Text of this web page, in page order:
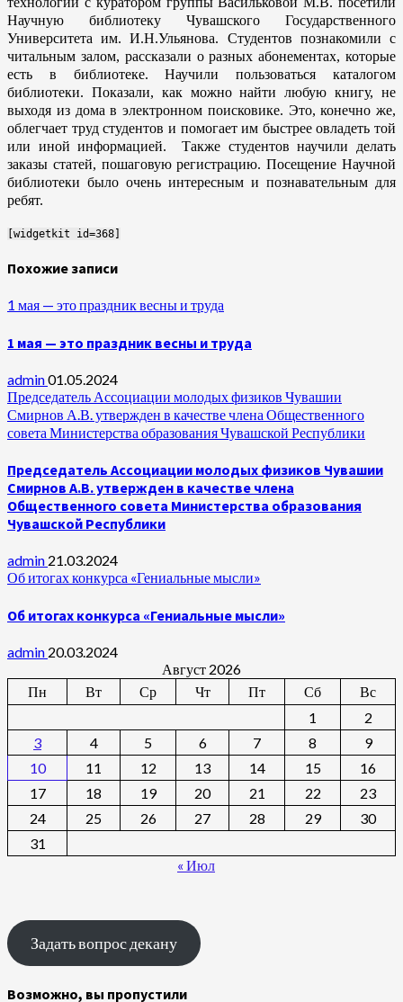
Научную библиотеку Чувашского Государственного
Университета им. И.Н.Ульянова. Студентов познакомили с
читальным залом, рассказали о разных абонементах, которые
есть в библиотеке. Научили пользоваться каталогом
библиотеки. Показали, как можно найти любую книгу, не
выходя из дома в электронном поисковике. Это, конечно же,
облегчает труд студентов и помогает им быстрее овладеть той
или иной информацией. Также студентов научили делать
заказы статей, пошаговую регистрацию. Посещение Научной
библиотеки было очень интересным и познавательным для
ребят.
[widgetkit id=368]
Похожие записи
1 мая — это праздник весны и труда
1 мая — это праздник весны и труда
admin01.05.2024
Председатель Ассоциации молодых физиков Чувашии
Смирнов А.В. утвержден в качестве члена Общественного
совета Министерства образования Чувашской Республики
Председатель Ассоциации молодых физиков Чувашии
Смирнов А.В. утвержден в качестве члена
Общественного совета Министерства образования
Чувашской Республики
admin 21.03.2024
Об итогах конкурса «Гениальные мысли»
Об итогах конкурса «Гениальные мысли»
admin 20.03.2024
Август 2026
Пн
Вт Ср Чт Пт Сб
Вс
1
2
3
4 5 6 7 8
9
10
11 12 13 14 15
16
17
18 19 20 21 22
23
24
25 26 27 28 29
30
31
« Июл
Задать вопрос декану
Возможно, вы пропустили